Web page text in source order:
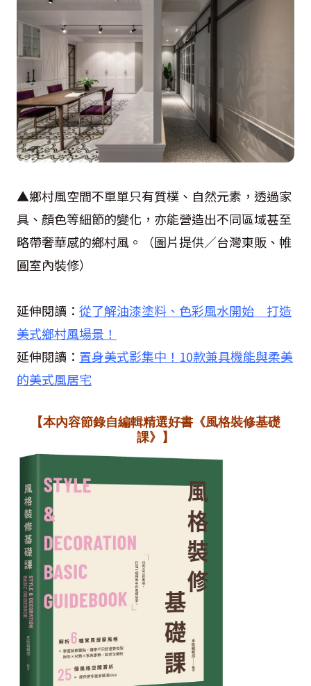
▲鄉村風空間不單單只有質樸、自然元素，透過家
具、顏色等細節的變化，亦能營造出不同區域甚至
略帶奢華感的鄉村風。（圖片提供／台灣東販、帷
圓室內裝修）
延伸閱讀： 從了解油漆塗料、色彩風水開始 打造
美式鄉村風場景！
延伸閱讀： 置身美式影集中！10款兼具機能與柔美
的美式風居宅
【本內容節錄自編輯精選好書《風格裝修基礎
課》】